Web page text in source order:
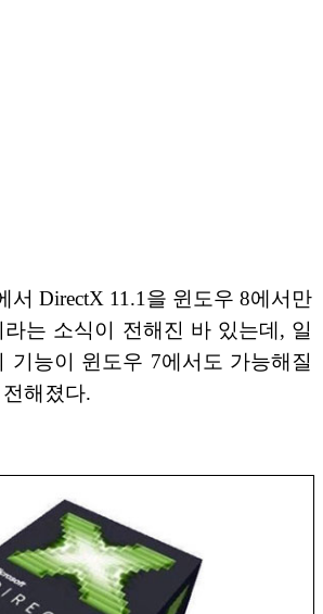
서 DirectX 11.1을 윈도우 8에서만
는 소식이 전해진 바 있는데, 일
기능이 윈도우 7에서도 가능해질
해졌다.